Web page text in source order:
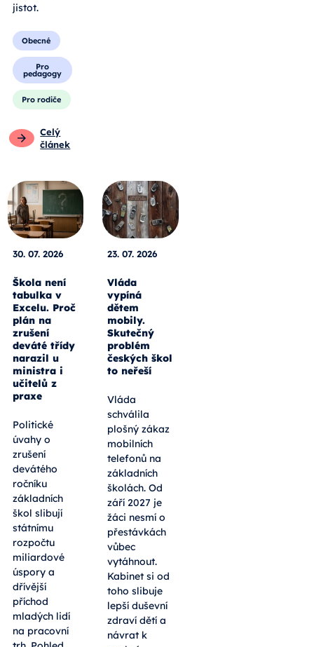
jistot.
Obecné
Pro
pedagogy
Pro rodiče
Celý
článek
30. 07. 2026
Škola není
tabulka v
Excelu. Proč
plán na
zrušení
deváté třídy
narazil u
ministra i
učitelů z
praxe
Politické
úvahy o
zrušení
devátého
ročníku
základních
škol slibují
státnímu
rozpočtu
miliardové
úspory a
dřívější
příchod
mladých lidí
na pracovní
23. 07. 2026
Vláda
vypíná
dětem
mobily.
Skutečný
problém
českých škol
to neřeší
Vláda
schválila
plošný zákaz
mobilních
telefonů na
základních
školách. Od
září 2027 je
žáci nesmí o
přestávkách
vůbec
vytáhnout.
Kabinet si od
toho slibuje
lepší duševní
zdraví dětí a
návrat k